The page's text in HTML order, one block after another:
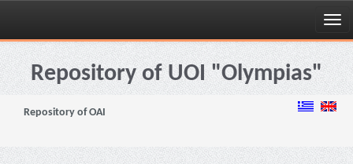
Skip
navigationRepository of UOI "Olympias"
Repository of OAI